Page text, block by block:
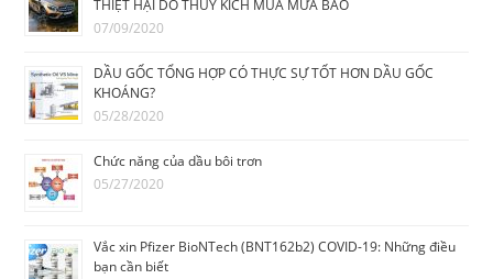
THIỆT HẠI DO THỦY KÍCH MÙA MƯA BÃO
07/09/2020
DẦU GỐC TỔNG HỢP CÓ THỰC SỰ TỐT HƠN DẦU GỐC
KHOÁNG?
05/28/2020
Chức năng của dầu bôi trơn
05/27/2020
Vắc xin Pfizer BioNTech (BNT162b2) COVID-19: Những điều
bạn cần biết